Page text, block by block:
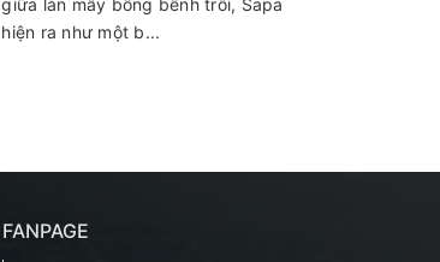
giữa làn mây bồng bềnh trôi, Sapa
hiện ra như một b...
FANPAGE